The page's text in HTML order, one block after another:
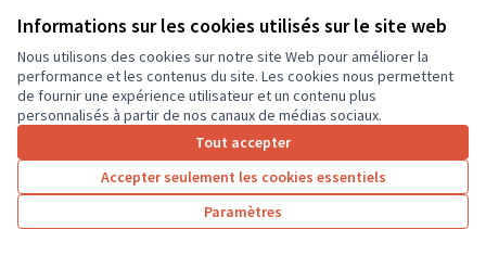
Informations sur les cookies utilisés sur le site web
Nous utilisons des cookies sur notre site Web pour améliorer la
performance et les contenus du site. Les cookies nous permettent
de fournir une expérience utilisateur et un contenu plus
personnalisés à partir de nos canaux de médias sociaux.
Tout accepter
Accepter seulement les cookies essentiels
Paramètres
Pour une école technologique
Soumis au vote
Ecole Vincent Gérard
0 0